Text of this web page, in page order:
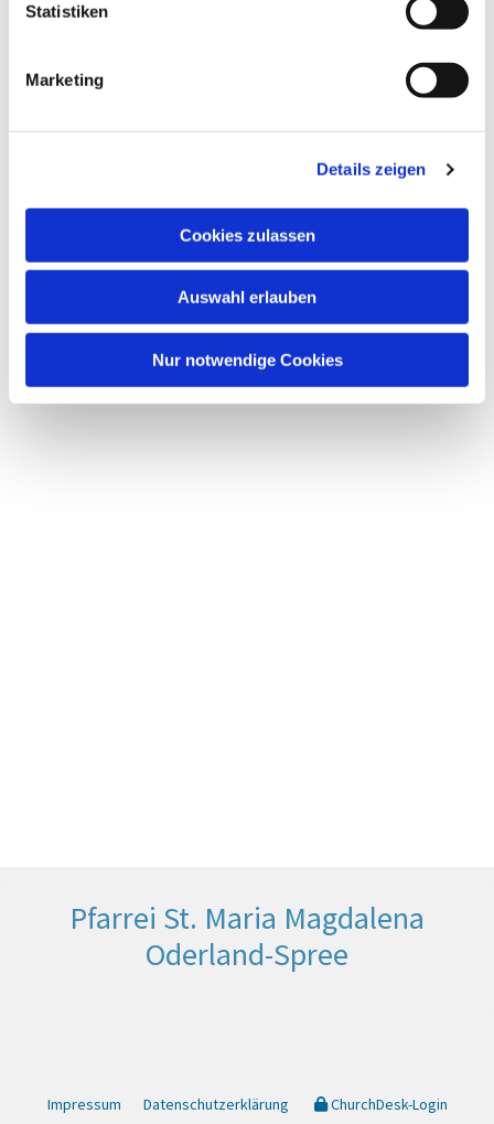
Statistiken
Marketing
Details zeigen
Cookies zulassen
Auswahl erlauben
Nur notwendige Cookies
Dies könnte Sie auch
interessieren
Pfarrei St. Maria Magdalena
Oderland-Spree
Impressum Datenschutzerklärung ChurchDesk-Login